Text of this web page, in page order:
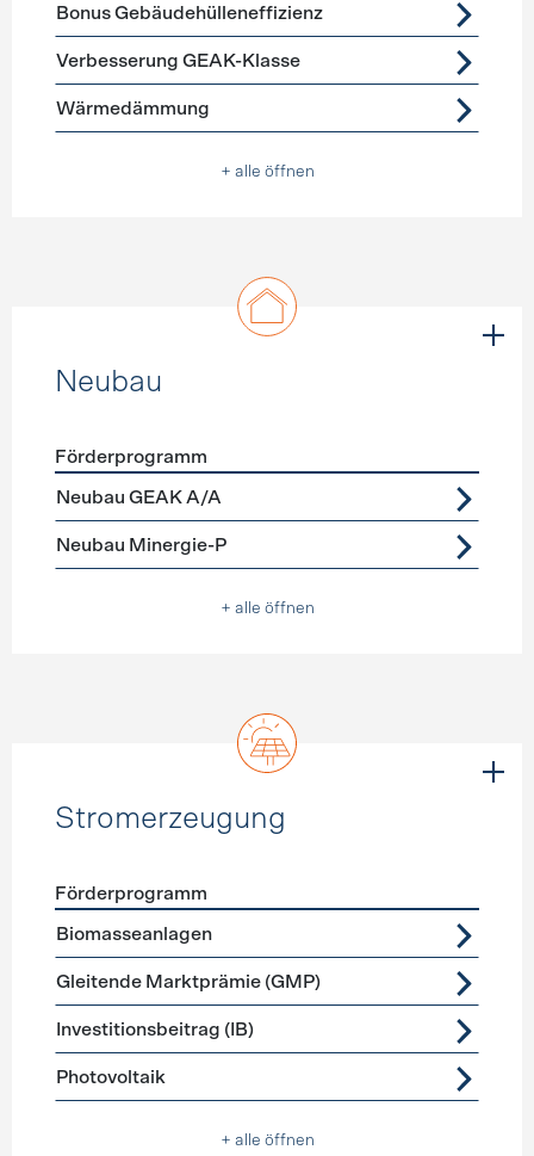
Bonus Gebäudehülleneffizienz
Verbesserung GEAK-Klasse
Wärmedämmung
+ alle öffnen
Neubau
Förderprogramme
Förderprogramm
Neubau GEAK A/A
Neubau Minergie-P
+ alle öffnen
Stromerzeugung
Förderprogramme
Förderprogramm
Biomasseanlagen
Gleitende Marktprämie (GMP)
Investitionsbeitrag (IB)
Photovoltaik
+ alle öffnen